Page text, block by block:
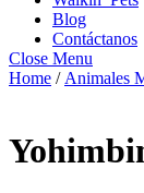
Blog
Contáctanos
Close Menu
Home / Animales